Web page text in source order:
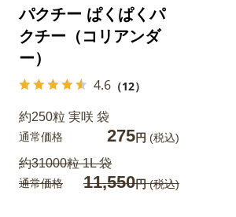
パクチー ぱくぱくパ
クチー（コリアンダ
ー）
4.6 （12）
約250粒 実咲 袋
通常価格 275円 (税込)
約31000粒 1L 袋
通常価格 11,550円(税込)